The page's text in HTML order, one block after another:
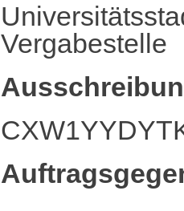
Vergabestelle